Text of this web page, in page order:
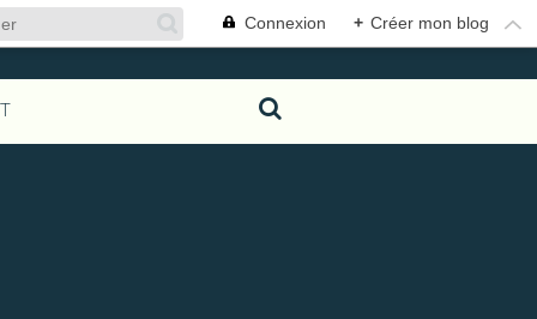
Connexion + Créer mon blog